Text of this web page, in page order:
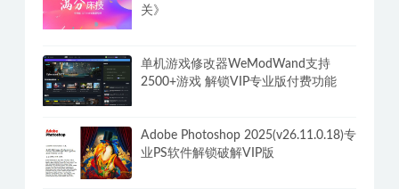
关》
单机游戏修改器WeModWand支持
2500+游戏 解锁VIP专业版付费功能
Adobe Photoshop 2025(v26.11.0.18)专
业PS软件解锁破解VIP版